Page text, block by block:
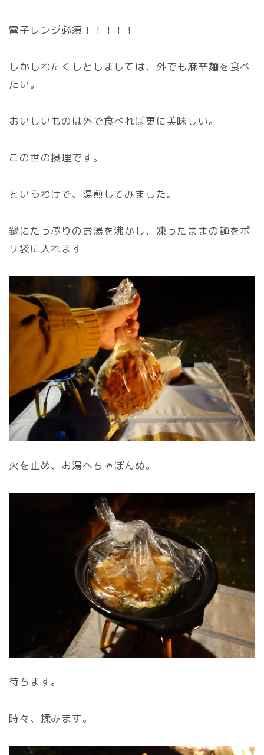
電子レンジ必須！！！！！
しかしわたくしとしましては、外でも麻辛麺を食べ
たい。
おいしいものは外で食べれば更に美味しい。
この世の摂理です。
というわけで、湯煎してみました。
鍋にたっぷりのお湯を沸かし、凍ったままの麺をポ
リ袋に入れます
火を止め、お湯へちゃぽんぬ。
待ちます。
時々、揉みます。